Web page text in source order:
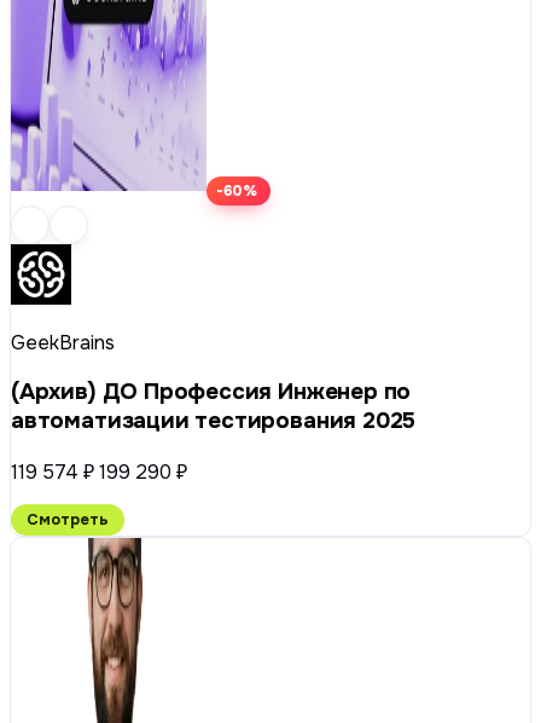
-60%
GeekBrains
(Архив) ДО Профессия Инженер по
автоматизации тестирования 2025
119 574 ₽199 290 ₽
Смотреть